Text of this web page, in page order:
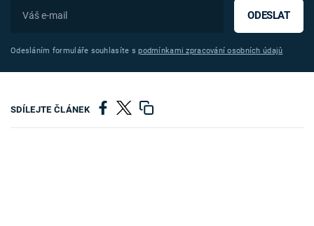
ODESLAT
Odesláním formuláře souhlasíte spodmínkami zpracování osobních údajů
SDÍLEJTE ČLÁNEK